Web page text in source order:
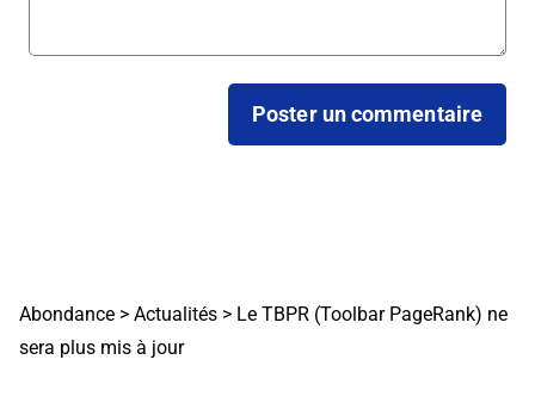
Abondance > Actualités > Le TBPR (Toolbar PageRank) ne
sera plus mis à jour